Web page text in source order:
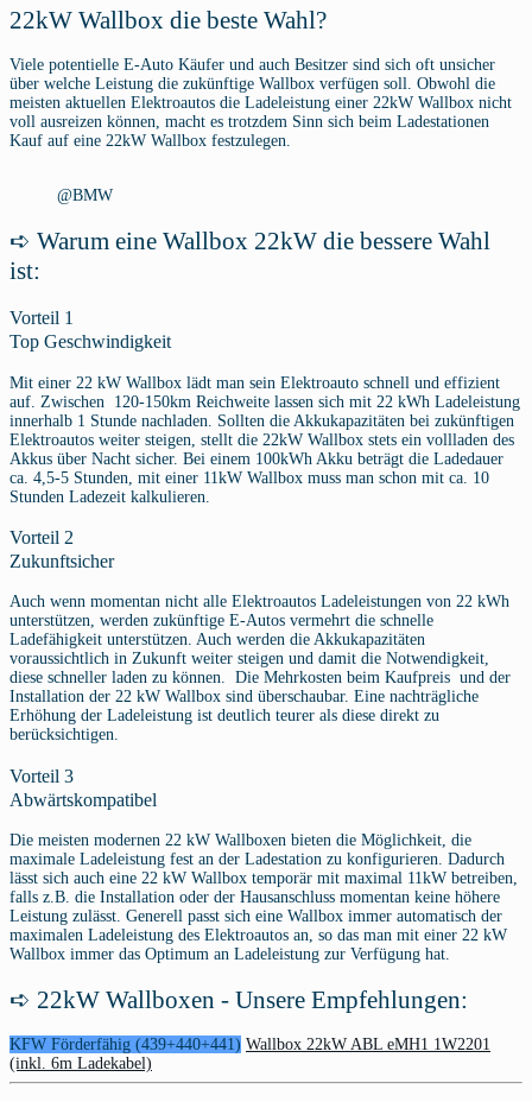
22kW Wallbox die beste Wahl?
Viele potentielle E-Auto Käufer und auch Besitzer sind sich oft unsicher
über welche Leistung die zukünftige Wallbox verfügen soll. Obwohl die
meisten aktuellen Elektroautos die Ladeleistung einer 22kW Wallbox nicht
voll ausreizen können, macht es trotzdem Sinn sich beim Ladestationen
Kauf auf eine 22kW Wallbox festzulegen.
@BMW
➪ Warum eine Wallbox 22kW die bessere Wahl
ist:
Vorteil 1
Top Geschwindigkeit
Mit einer 22 kW Wallbox lädt man sein Elektroauto schnell und effizient
auf. Zwischen 120-150km Reichweite lassen sich mit 22 kWh Ladeleistung
innerhalb 1 Stunde nachladen. Sollten die Akkukapazitäten bei zukünftigen
Elektroautos weiter steigen, stellt die 22kW Wallbox stets ein vollladen des
Akkus über Nacht sicher. Bei einem 100kWh Akku beträgt die Ladedauer
ca. 4,5-5 Stunden, mit einer 11kW Wallbox muss man schon mit ca. 10
Stunden Ladezeit kalkulieren.
Vorteil 2
Zukunftsicher
Auch wenn momentan nicht alle Elektroautos Ladeleistungen von 22 kWh
unterstützen, werden zukünftige E-Autos vermehrt die schnelle
Ladefähigkeit unterstützen. Auch werden die Akkukapazitäten
voraussichtlich in Zukunft weiter steigen und damit die Notwendigkeit,
diese schneller laden zu können. Die Mehrkosten beim Kaufpreis und der
Installation der 22 kW Wallbox sind überschaubar. Eine nachträgliche
Erhöhung der Ladeleistung ist deutlich teurer als diese direkt zu
berücksichtigen.
Vorteil 3
Abwärtskompatibel
Die meisten modernen 22 kW Wallboxen bieten die Möglichkeit, die
maximale Ladeleistung fest an der Ladestation zu konfigurieren. Dadurch
lässt sich auch eine 22 kW Wallbox temporär mit maximal 11kW betreiben,
falls z.B. die Installation oder der Hausanschluss momentan keine höhere
Leistung zulässt. Generell passt sich eine Wallbox immer automatisch der
maximalen Ladeleistung des Elektroautos an, so das man mit einer 22 kW
Wallbox immer das Optimum an Ladeleistung zur Verfügung hat.
➪ 22kW Wallboxen - Unsere Empfehlungen:
KFW Förderfähig (439+440+441) Wallbox 22kW ABL eMH1 1W2201
(inkl. 6m Ladekabel)